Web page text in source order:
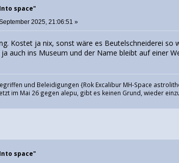
space"
2025, 21:06:51 »
Kostet ja nix, sonst wäre es Beutelschneiderei
auch ins Museum und der Name bleibt auf einer
und Beleidigungen {Rok Excalibur MH-Space
im Mai 26 gegen alepu, gibt es keinen Grund, wieder
space"